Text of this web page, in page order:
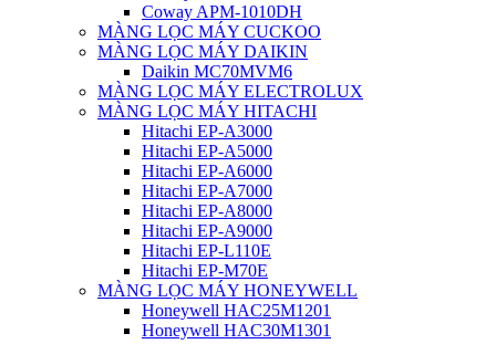
Coway APM-1010DH
MÀNG LỌC MÁY CUCKOO
MÀNG LỌC MÁY DAIKIN
Daikin MC70MVM6
MÀNG LỌC MÁY ELECTROLUX
MÀNG LỌC MÁY HITACHI
Hitachi EP-A3000
Hitachi EP-A5000
Hitachi EP-A6000
Hitachi EP-A7000
Hitachi EP-A8000
Hitachi EP-A9000
Hitachi EP-L110E
Hitachi EP-M70E
MÀNG LỌC MÁY HONEYWELL
Honeywell HAC25M1201
Honeywell HAC30M1301